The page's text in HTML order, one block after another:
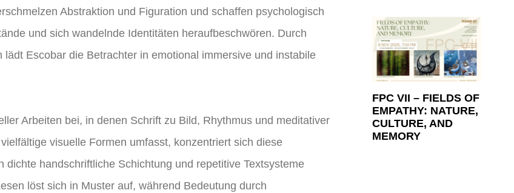
Abstraktion und Figuration und schaffen psychologisch
und sich wandelnde Identitäten heraufbeschwören. Durch
Escobar die Betrachter in emotional immersive und instabile
Arbeiten bei, in denen Schrift zu Bild, Rhythmus und meditativer
visuelle Formen umfasst, konzentriert sich diese
handschriftliche Schichtung und repetitive Textsysteme
löst sich in Muster auf, während Bedeutung durch
FPC VII – FIELDS OF
EMPATHY: NATURE,
CULTURE, AND
MEMORY